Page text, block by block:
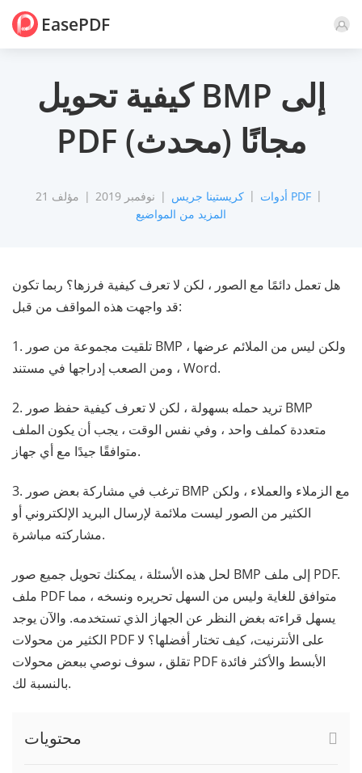
EasePDF
كيفية تحويل BMP إلى
PDF مجانًا (محدث)
21 نوفمبر 2019 مؤلف كريستينا جريس
أدوات PDF
المزيد من المواضيع
تعليق
هل تعمل دائمًا مع الصور ، لكن لا تعرف كيفية فرزها؟ ربما تكون
قد واجهت هذه المواقف من قبل:
1. تلقيت مجموعة من صور BMP ، ولكن ليس من الملائم عرضها
، ومن الصعب إدراجها في مستند Word.
2. تريد حمله بسهولة ، لكن لا تعرف كيفية حفظ صور BMP
متعددة كملف واحد ، وفي نفس الوقت ، يجب أن يكون الملف
متوافقًا جيدًا مع أي جهاز.
3. ترغب في مشاركة بعض صور BMP مع الزملاء والعملاء ، ولكن
الكثير من الصور ليست ملائمة لإرسال البريد الإلكتروني أو
مشاركته مباشرة.
لحل هذه الأسئلة ، يمكنك تحويل جميع صور BMP إلى ملف PDF.
ملف PDF متوافق للغاية وليس من السهل تحريره ونسخه ، مما
يسهل قراءته بغض النظر عن الجهاز الذي تستخدمه. والآن يوجد
الكثير من محولات PDF على الأنترنيت، كيف تختار أفضلها؟ لا
تقلق ، سوف نوصي ببعض محولات PDF الأبسط والأكثر فائدة
بالنسبة لك.
محتويات